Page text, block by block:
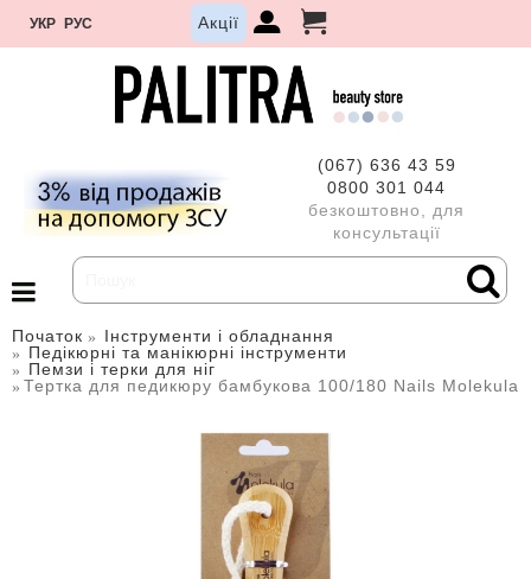
УКР РУС Акції
(067) 636 43 59
0800 301 044
безкоштовно, для
консультації
Початок
Інструменти і обладнання
Педікюрні та манікюрні інструменти
Пемзи і терки для ніг
Тертка для педикюру бамбукова 100/180 Nails Molekula